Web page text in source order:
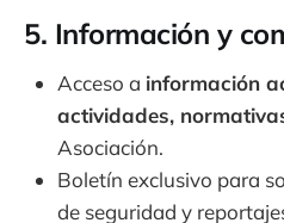
5. Información y
Acceso a información
actividades,
Asociación.
Boletín exclusivo para
de seguridad y